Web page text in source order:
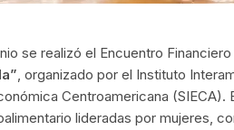
se realizó el Encuentro Financiero
, organizado por el Instituto
Centroamericana
lideradas por mujeres,